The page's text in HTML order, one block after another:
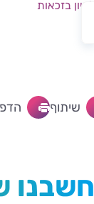
לעיון בזכאות
שיתוף
חשבנו